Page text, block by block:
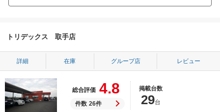
トリデックス 取手店
詳細 在庫 グループ店 レビュー
総合評価 4.8
件数 26件
掲載台数
29台